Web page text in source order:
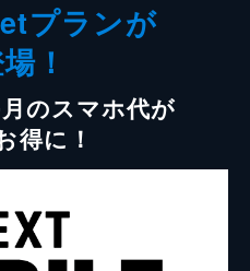
プランが
！
のスマホ代が
得に！